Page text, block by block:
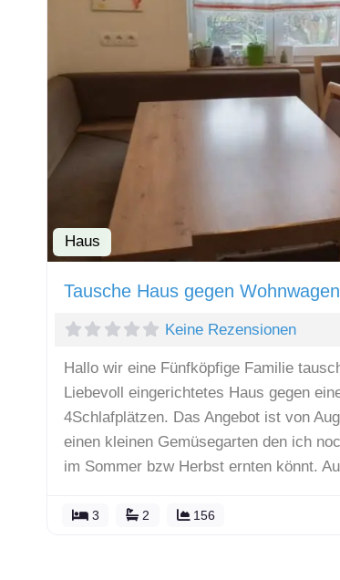
Haus
Tausche Haus gegen
Keine Rezensionen
Hallo wir eine Fünfköpfige Familie
Liebevoll eingerichtetes Haus gegen
4Schlafplätzen. Das Angebot ist von
einen kleinen Gemüsegarten den ich
im Sommer bzw Herbst ernten könnt.
3 2 156